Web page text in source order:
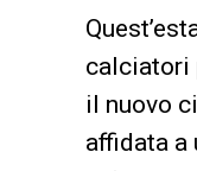
calciatori
il nuovo
affidata a